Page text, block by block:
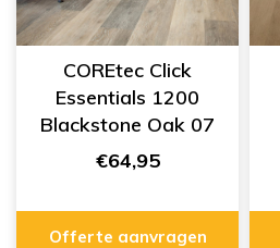
COREtec Click
Essentials 1200
Blackstone Oak 07
50 LVP 707
€64,95
Offerte aanvragen